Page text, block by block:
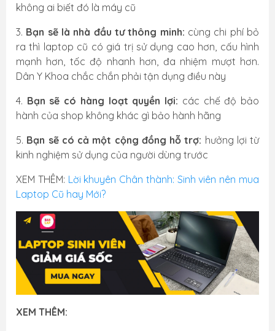
không ai biết đó là máy cũ
3. Bạn sẽ là nhà đầu tư thông minh: cùng chi phí bỏ
ra thì laptop cũ có giá trị sử dụng cao hơn, cấu hình
mạnh hơn, tốc độ nhanh hơn, đa nhiệm mượt hơn.
Dân Y Khoa chắc chắn phải tận dụng điều này
4. Bạn sẽ có hàng loạt quyền lợi: các chế độ bảo
hành của shop không khác gì bảo hành hãng
5. Bạn sẽ có cả một cộng đồng hỗ trợ: hưởng lợi từ
kinh nghiệm sử dụng của người dùng trước
XEM THÊM: Lời khuyên Chân thành: Sinh viên nên mua
Laptop Cũ hay Mới?
XEM THÊM: